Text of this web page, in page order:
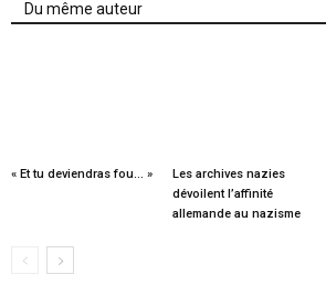
Du même auteur
« Et tu deviendras fou… »
Les archives nazies
dévoilent l’affinité
allemande au nazisme